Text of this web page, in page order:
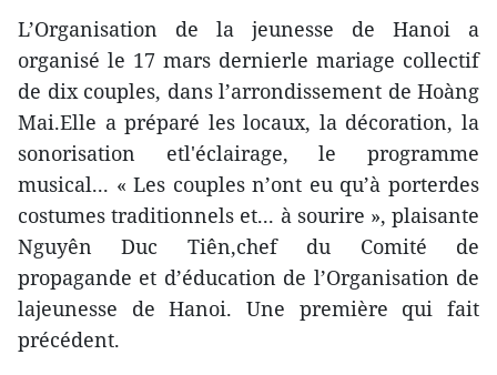
L’Organisation de la jeunesse de Hanoi a
organisé le 17 mars dernierle mariage collectif
de dix couples, dans l’arrondissement de Hoàng
Mai.Elle a préparé les locaux, la décoration, la
sonorisation etl'éclairage, le programme
musical... « Les couples n’ont eu qu’à porterdes
costumes traditionnels et... à sourire », plaisante
Nguyên Duc Tiên,chef du Comité de
propagande et d’éducation de l’Organisation de
lajeunesse de Hanoi. Une première qui fait
précédent.